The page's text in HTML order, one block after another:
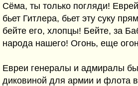
Сёма, ты только погляди!
бьет Гитлера, бьет эту суку
бейте его, хлопцы! Бейте, за
народа нашего! Огонь, еще
Евреи генералы и адмиралы
диковиной для армии и флота